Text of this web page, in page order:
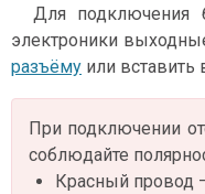
Для подключения
электроники
разъёму или
При подключении
соблюдайте
Красный провод